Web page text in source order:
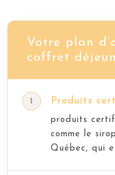
Votre plan
coffret
Produits
produits
comme le
Québec, qui